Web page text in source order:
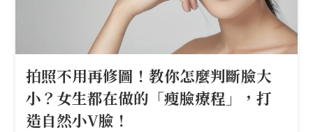
拍照不用再修圖！教你怎麼判斷臉大
小？女生都在做的「瘦臉療程」，打
造自然小V臉！